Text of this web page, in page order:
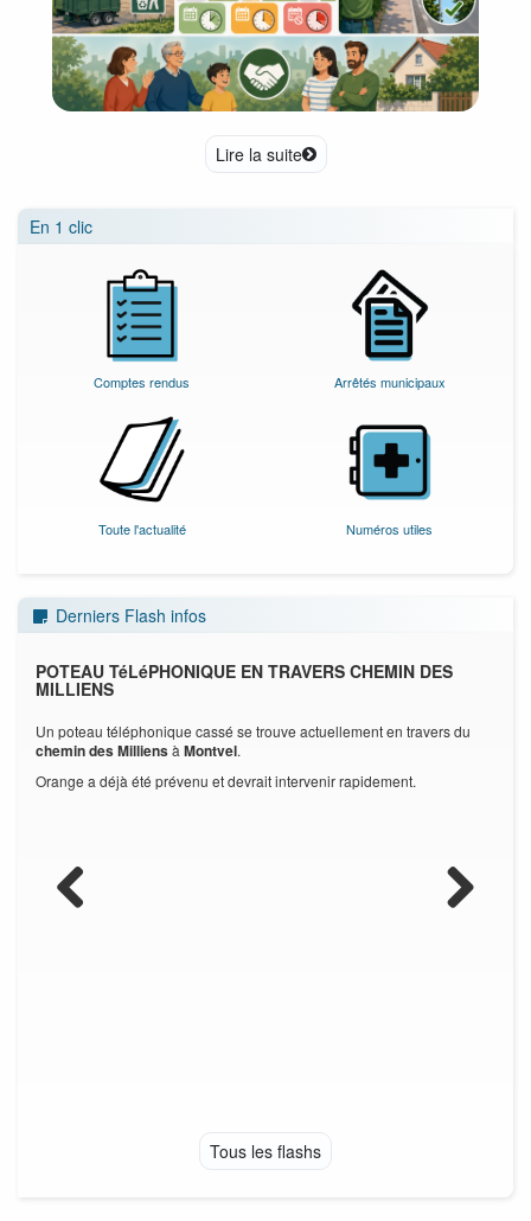
Lire la suite
En 1 clic
Comptes rendus Arrêtés municipaux
Toute l'actualité Numéros utiles
Derniers Flash infos
POTEAU TéLéPHONIQUE EN TRAVERS CHEMIN DES
MILLIENS
Un poteau téléphonique cassé se trouve actuellement en travers du
chemin des Milliensà Montvel.
Orange a déjà été prévenu et devrait intervenir rapidement.
Tous les flashs